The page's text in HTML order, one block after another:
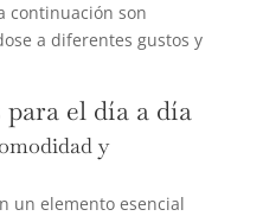
continuación son
a diferentes gustos y
para el día a día
y
un elemento esencial